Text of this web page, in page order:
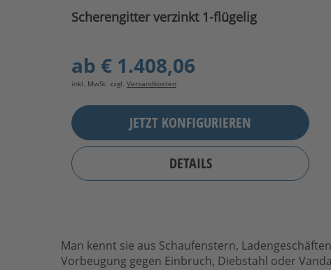
Scherengitter verzinkt 1-flügelig
ab € 1.408,06
inkl. MwSt. zzgl. Versandkosten
JETZT KONFIGURIEREN
DETAILS
Man kennt sie aus Schaufenstern,
Vorbeugung gegen Einbruch, Diebstahl oder